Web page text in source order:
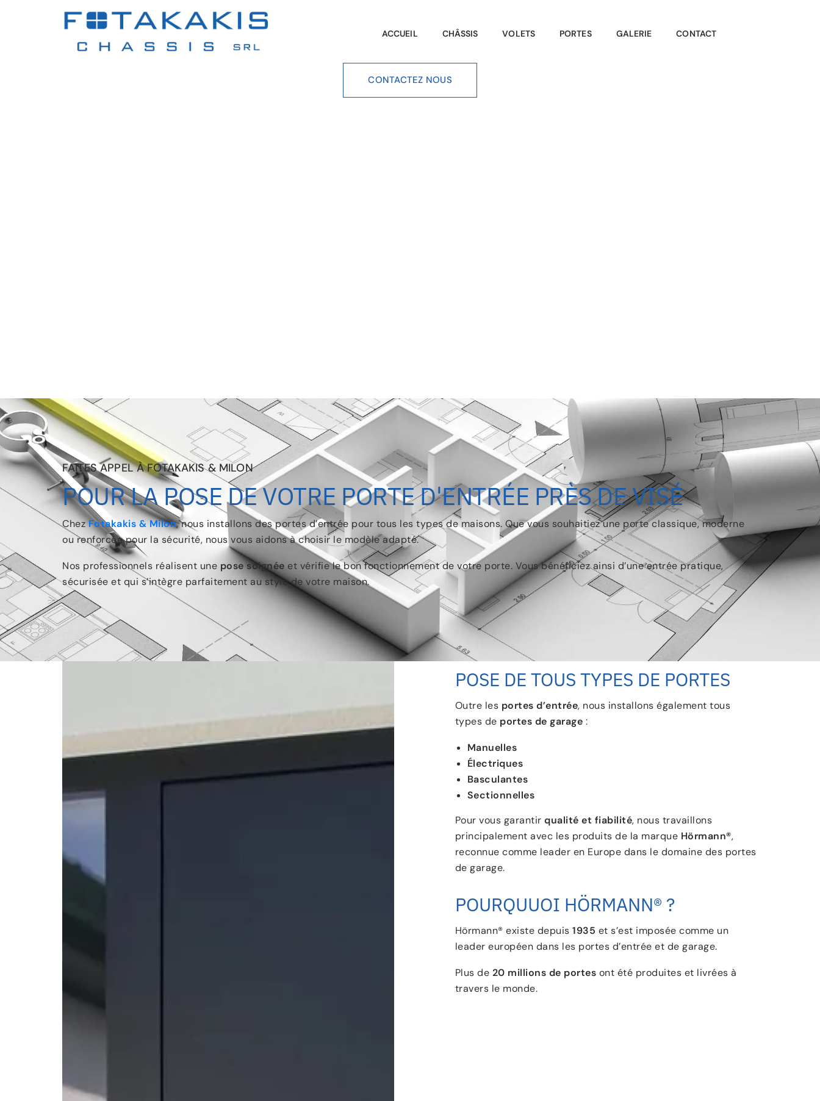
ACCUEIL CHÂSSIS VOLETS PORTES GALERIE CONTACT
CONTACTEZ NOUS
FAITES APPEL À FOTAKAKIS & MILON
POUR LA POSE DE VOTRE PORTE D'ENTRÉE PRÈS DE VISÉ
ChezFotakakis & Milon, nous installons des portes d’entrée pour tous les types de maisons. Que vous souhaitiez une porte classique, moderne
ou renforcée pour la sécurité, nous vous aidons à choisir le modèle adapté.
Nos professionnels réalisent une pose soignée et vérifie le bon fonctionnement de votre porte. Vous bénéficiez ainsi d’une entrée pratique,
sécurisée et qui s’intègre parfaitement au style de votre maison.
POSE DE TOUS TYPES DE PORTES
Outre les portes d’entrée, nous installons également tous
types de portes de garage :
Manuelles
Électriques
Basculantes
Sectionnelles
Pour vous garantirqualité et fiabilité, nous travaillons
principalement avec les produits de la marque Hörmann®,
reconnue comme leader en Europe dans le domaine des portes
de garage.
POURQUUOI HÖRMANN® ?
Hörmann® existe depuis1935 et s’est imposée comme un
leader européen dans les portes d’entrée et de garage.
Plus de 20 millions de portes ont été produites et livrées à
travers le monde.